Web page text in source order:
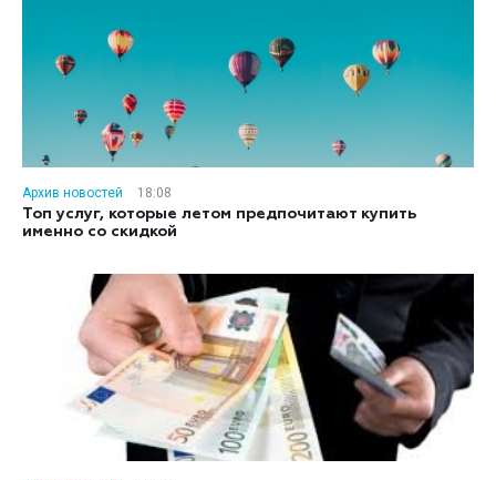
Архив новостей
18:08
Топ услуг, которые летом предпочитают купить
именно со скидкой